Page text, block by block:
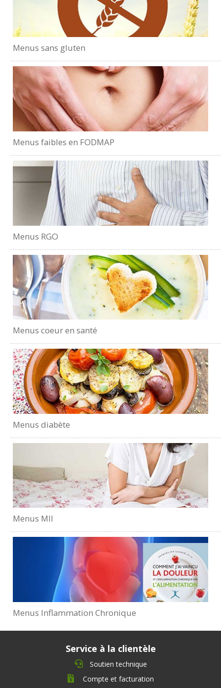
Menus sans gluten
Menus faibles en FODMAP
Menus RGO
Menus coeur en santé
Menus diabète
Menus MII
Menus Inflammation Chronique
Service à la clientèle
Soutien technique
Compte et facturation